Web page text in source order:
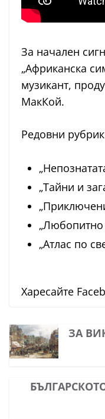
За начален
„Африканска
музикант,
МакКой.
Редовни
„Тайни и
„Любопитно
„Атлас по
Харесайте
ЗА